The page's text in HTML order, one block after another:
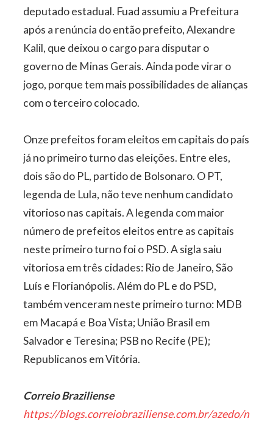
deputado estadual. Fuad assumiu a Prefeitura
após a renúncia do então prefeito, Alexandre
Kalil, que deixou o cargo para disputar o
governo de Minas Gerais. Ainda pode virar o
jogo, porque tem mais possibilidades de alianças
com o terceiro colocado.
Onze prefeitos foram eleitos em capitais do país
já no primeiro turno das eleições. Entre eles,
dois são do PL, partido de Bolsonaro. O PT,
legenda de Lula, não teve nenhum candidato
vitorioso nas capitais. A legenda com maior
número de prefeitos eleitos entre as capitais
neste primeiro turno foi o PSD. A sigla saiu
vitoriosa em três cidades: Rio de Janeiro, São
Luís e Florianópolis. Além do PL e do PSD,
também venceram neste primeiro turno: MDB
em Macapá e Boa Vista; União Brasil em
Salvador e Teresina; PSB no Recife (PE);
Republicanos em Vitória.
Correio Braziliense
https://blogs.correiobraziliense.com.br/azedo/nas-